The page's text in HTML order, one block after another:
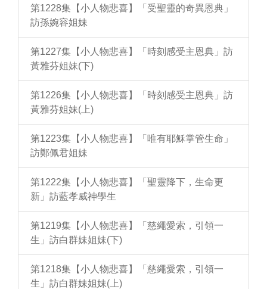
第1228集【小人物悲喜】「受聖靈的奇異恩典」
訪孫婉容姐妹
第1227集【小人物悲喜】「時刻感受主恩典」訪
黃雅芬姐妹(下)
第1226集【小人物悲喜】「時刻感受主恩典」訪
黃雅芬姐妹(上)
第1223集【小人物悲喜】「唯有耶穌掌管生命」
訪鄭佩君姐妹
第1222集【小人物悲喜】「聖靈降下，生命更
新」訪藍孝威神學生
第1219集【小人物悲喜】「慈繩愛索，引領一
生」訪白群妹姐妹(下)
第1218集【小人物悲喜】「慈繩愛索，引領一
生」訪白群妹姐妹(上)